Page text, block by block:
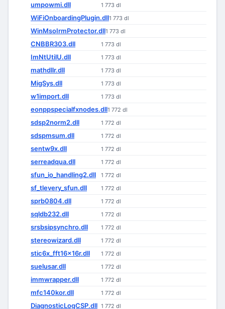
umpowmi.dll 1 773 dl
WiFiOnboardingPlugin.dll1 773 dl
WinMsoIrmProtector.dll1 773 dl
CNBBR303.dll 1 773 dl
ImNtUtilU.dll 1 773 dl
mathdllr.dll 1 773 dl
MigSys.dll 1 773 dl
w1import.dll 1 773 dl
eonppspecialfxnodes.dll1 772 dl
sdsp2norm2.dll 1 772 dl
sdspmsum.dll 1 772 dl
sentw9x.dll 1 772 dl
serreadqua.dll 1 772 dl
sfun_io_handling2.dll 1 772 dl
sf_tlevery_sfun.dll 1 772 dl
sprb0804.dll 1 772 dl
sqldb232.dll 1 772 dl
srsbsipsynchro.dll 1 772 dl
stereowizard.dll 1 772 dl
stic6x_fft16x16r.dll 1 772 dl
suelusar.dll 1 772 dl
immwrapper.dll 1 772 dl
mfc140kor.dll 1 772 dl
DiagnosticLogCSP.dll 1 772 dl